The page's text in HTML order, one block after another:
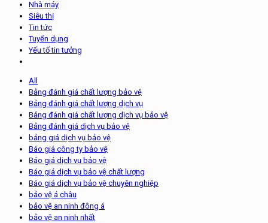
Nhà máy
Siêu thị
Tin tức
Tuyển dụng
Yếu tố tin tưởng
All
Bảng đánh giá chất lượng bảo vệ
Bảng đánh giá chất lượng dịch vụ
Bảng đánh giá chất lượng dịch vụ bảo vệ
Bảng đánh giá dịch vụ bảo vệ
bảng giá dịch vụ bảo vệ
Báo giá công ty bảo vệ
Báo giá dịch vụ bảo vệ
Báo giá dịch vụ bảo vệ chất lượng
Báo giá dịch vụ bảo vệ chuyên nghiệp
bảo vệ á châu
bảo vệ an ninh đông á
bảo vệ an ninh nhất